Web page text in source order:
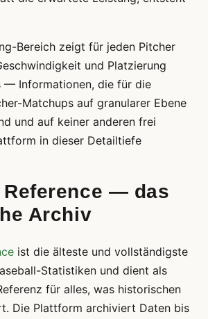
Bereich zeigt für jeden Pitcher
und Platzierung
— Informationen, die für die
Matchups auf granularer Ebene
und auf keiner anderen frei
in dieser Detailtiefe
— das
Archiv
ist die älteste und vollständigste
Statistiken und dient als
für alles, was historischen
Die Plattform archiviert Daten bis